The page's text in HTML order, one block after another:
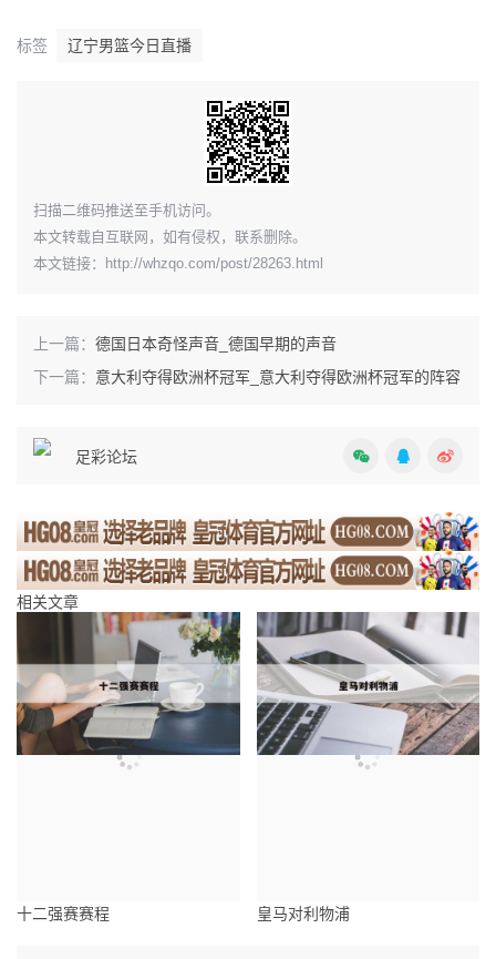
标签 辽宁男篮今日直播
​扫描二维码推送至手机访问。
本文转载自互联网，如有侵权，联系删除。
本文链接：
http://whzqo.com/post/28263.html
上一篇： 德国日本奇怪声音_德国早期的声音
下一篇： 意大利夺得欧洲杯冠军_意大利夺得欧洲杯冠军的阵容
足彩论坛
相关文章
十二强赛赛程 皇马对利物浦